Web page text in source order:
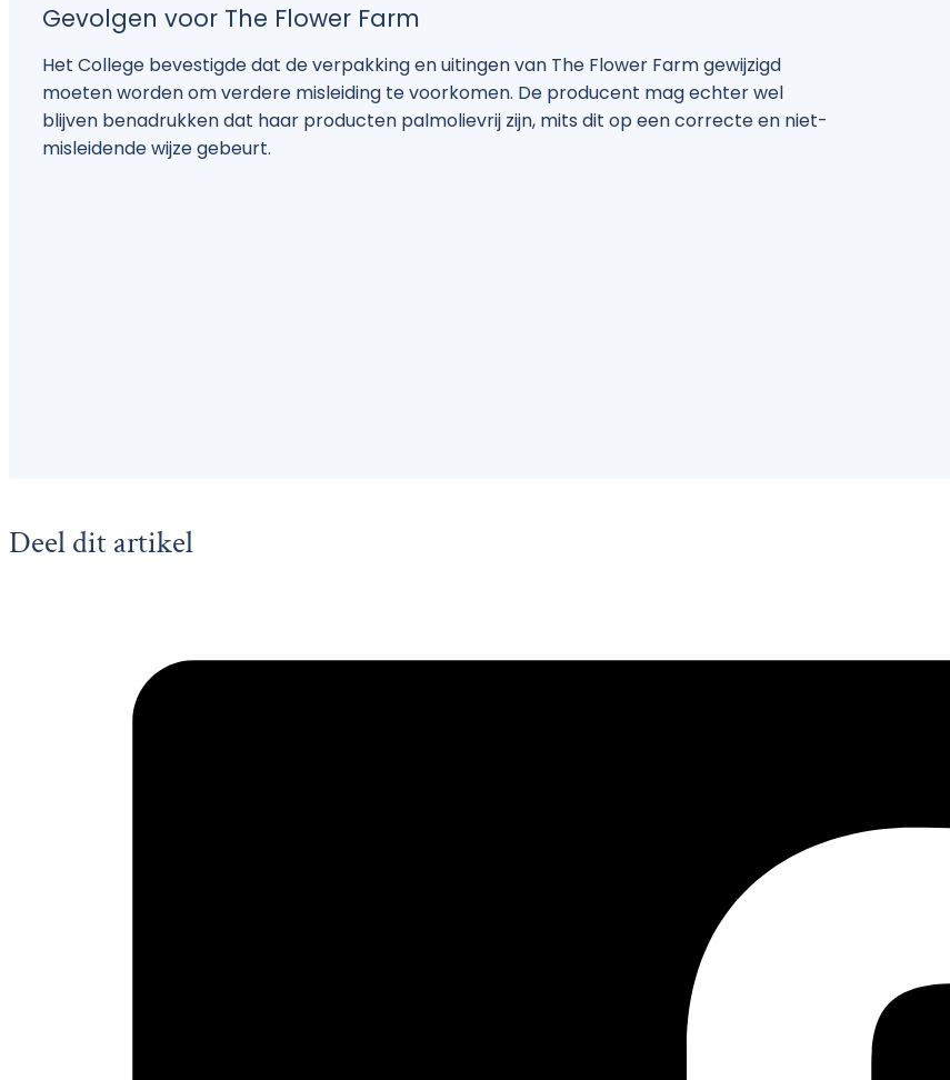
Gevolgen voor The Flower Farm
Het College bevestigde dat de verpakking en uitingen van The Flower Farm gewijzigd
moeten worden om verdere misleiding te voorkomen. De producent mag echter wel
blijven benadrukken dat haar producten palmolievrij zijn, mits dit op een correcte en niet-
misleidende wijze gebeurt.
Deel dit artikel